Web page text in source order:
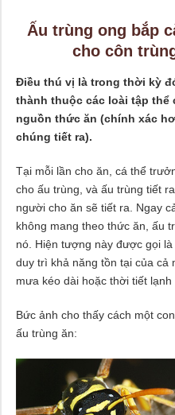
Ấu trùng ong bắp
cho côn
Điều thú vị là trong thời kỳ
thành thuộc các loài tập thể
nguồn thức ăn (chính xác
chúng tiết ra).
Tại mỗi lần cho ăn, cá thể
cho ấu trùng, và ấu trùng tiết
người cho ăn sẽ tiết ra. Ngay
không mang theo thức ăn, ấu
nó. Hiện tượng này được gọi
duy trì khả năng tồn tại của cả
mưa kéo dài hoặc thời tiết
Bức ảnh cho thấy cách một
ấu trùng ăn: